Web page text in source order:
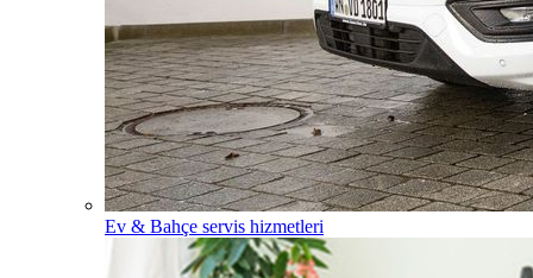
Ev & Bahçe servis hizmetleri